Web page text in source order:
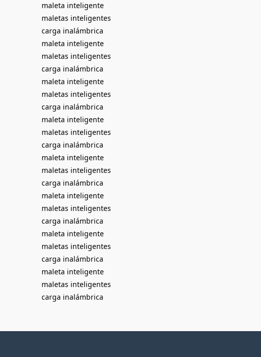
maleta inteligente
maletas inteligentes
carga inalámbrica
maleta inteligente
maletas inteligentes
carga inalámbrica
maleta inteligente
maletas inteligentes
carga inalámbrica
maleta inteligente
maletas inteligentes
carga inalámbrica
maleta inteligente
maletas inteligentes
carga inalámbrica
maleta inteligente
maletas inteligentes
carga inalámbrica
maleta inteligente
maletas inteligentes
carga inalámbrica
maleta inteligente
maletas inteligentes
carga inalámbrica